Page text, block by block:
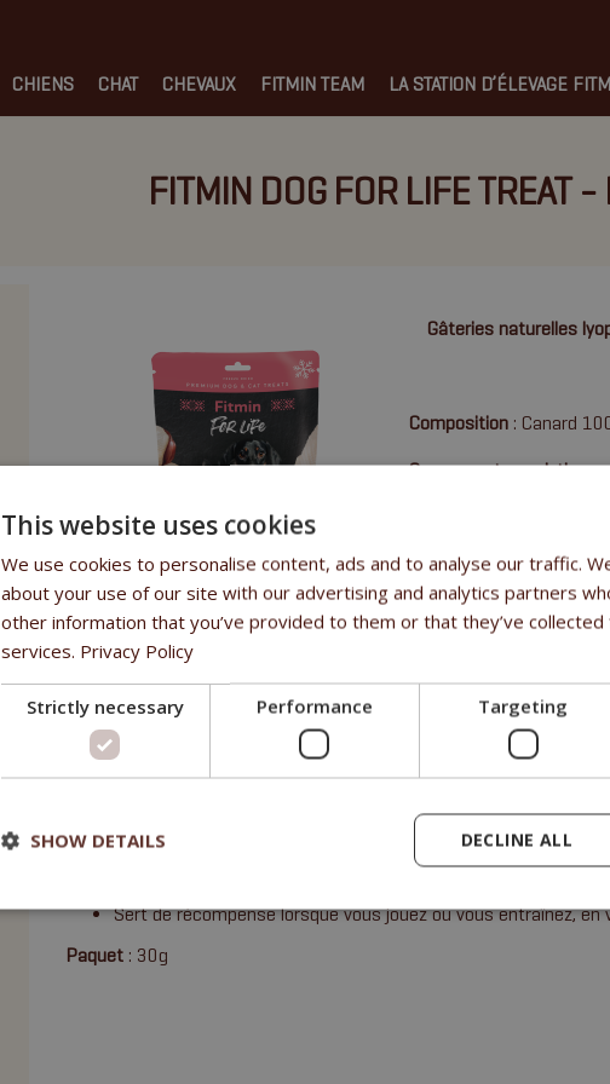
CHIENS CHAT CHEVAUX FITMIN TEAM LA STATION D’ÉLEVAGE
FITMIN DOG FOR LIFE TREAT -
Gâteries naturelles
Composition: Canard
Composants analytiques
AVANTAGES
Haute appétence
Sert de récompense lorsque vous jouez ou vous entraînez,
Paquet: 30g
This website uses cookies
We use cookies to personalise content, ads and to analyse our traffic.
about your use of our site with our advertising and analytics partners
other information that you’ve provided to them or that they’ve
services. Privacy Policy
Strictly necessary Performance Targeting
DECLINE ALL
SHOW DETAILS